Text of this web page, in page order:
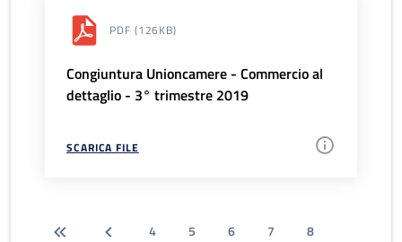
PDF (126KB)
Congiuntura Unioncamere - Commercio al
dettaglio - 3° trimestre 2019
SCARICA FILE
4 5 6 7
8